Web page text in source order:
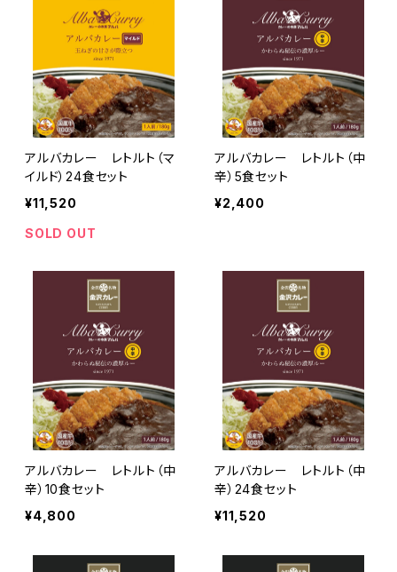
アルバカレー レトルト（マ
イルド）24食セット
¥11,520
SOLD OUT
アルバカレー レトルト（中
辛）5食セット
¥2,400
アルバカレー レトルト（中
辛）10食セット
¥4,800
アルバカレー レトルト（中
辛）24食セット
¥11,520